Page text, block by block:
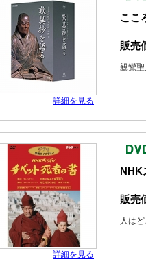
詳細を見る
ここ
販売
親鸞
詳細を見る
NHK
販売
人は